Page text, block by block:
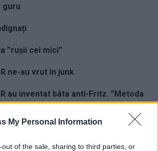
My Personal Information
out of the sale, sharing to third parties, or
guru
”rușii cei mici”
ne-au vrut în junk
au inventat bâta anti-Fritz. ”Metoda
reușit! Metoda Milei: nu crești